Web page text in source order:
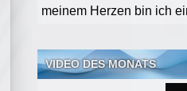
meinem Herzen bin ich
VIDEO DES MONATS